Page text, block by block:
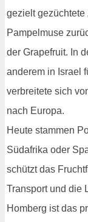
gezielt
Pampelmuse
der Grapefruit. In
anderem in Israel
verbreitete sich
nach Europa.
Heute stammen
Südafrika oder
schützt das
Transport und die
Homberg ist das